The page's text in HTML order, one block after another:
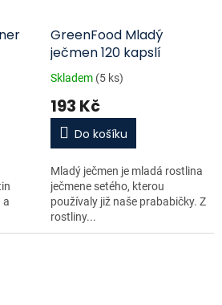
a
GreenFood Mladý
ječmen 120 kapslí
Skladem (5 ks)
193 Kč
Do košíku
Mladý ječmen je mladá rostlina
ječmene setého, kterou
používaly již naše prababičky. Z
rostliny...